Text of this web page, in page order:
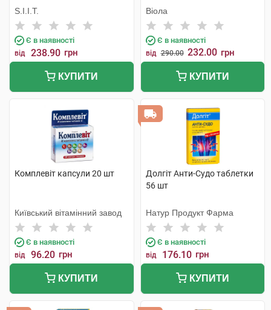
S.I.I.T.
Є в наявності
від 238.90 грн
КУПИТИ
Віола
Є в наявності
від 290.00 232.00 грн
КУПИТИ
Комплевіт капсули 20 шт
Київський вітамінний завод
Є в наявності
від 96.20 грн
КУПИТИ
Долгіт Анти-Судо таблетки
56 шт
Натур Продукт Фарма
Є в наявності
від 176.10 грн
КУПИТИ